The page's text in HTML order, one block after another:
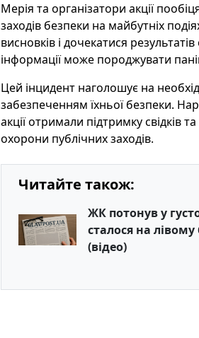
Мерія та організатори акції
заходів безпеки на майбутніх
висновків і дочекатися
інформації може породжувати
Цей інцидент наголошує на
забезпеченням їхньої безпеки.
акції отримали підтримку свідків
охорони публічних заходів.
Читайте також:
ЖК потонув у
сталося на лівому
(відео)